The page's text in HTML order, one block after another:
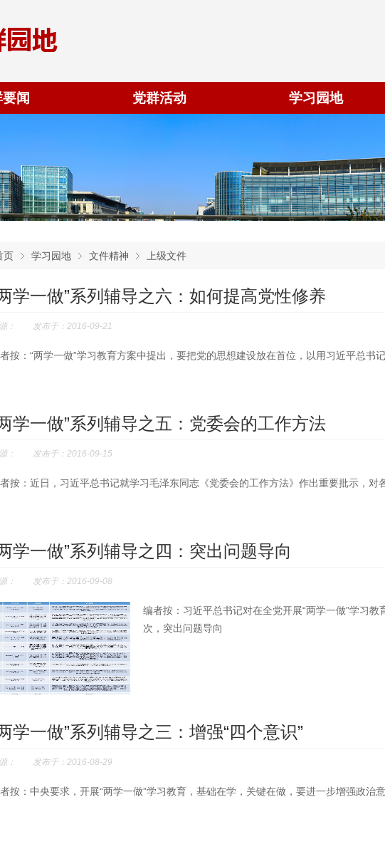
闻 党群活动 学习园地
页 学习园地 文件精神 上级文件
学一做”系列辅导之六：如何提高党性修养
源： 发布于：2016-09-21
按：“两学一做”学习教育方案中提出，要把党的思想建设放在首位，以用习近平总书
学一做”系列辅导之五：党委会的工作方法
源： 发布于：2016-09-15
按：近日，习近平总书记就学习毛泽东同志《党委会的工作方法》作出重要批示，对
学一做”系列辅导之四：突出问题导向
源： 发布于：2016-09-08
编者按：习近平总书记对在全党开展“两学一做”学习
次，突出问题导向
学一做”系列辅导之三：增强“四个意识”
源： 发布于：2016-08-29
按：中央要求，开展“两学一做”学习教育，基础在学，关键在做，要进一步增强政治